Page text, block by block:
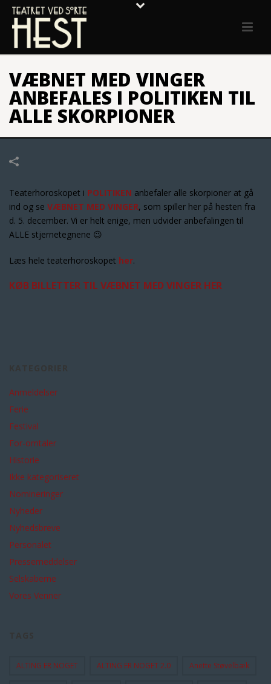
VÆBNET MED VINGER
ANBEFALES I POLITIKEN TIL
ALLE SKORPIONER
Teaterhoroskopet i POLITIKEN anbefaler alle skorpioner at gå
ind og se VÆBNET MED VINGER, som spiller her på hesten fra
d. 5. december. Vi er helt enige, men udvider anbefalingen til
ALLE stjernetegnene 😉
Læs hele teaterhoroskopet her.
KØB BILLETTER TIL VÆBNET MED VINGER HER
Anmeldelser
Ferie
Festival
For-omtaler
Historie
Ikke kategoriseret
Nomineringer
Nyheder
Nyhedsbreve
Personalet
Pressemeddelser
Selskaberne
Vores Venner
ALTING ER NOGET ALTING ER NOGET 2.0 Anette Støvelbæk